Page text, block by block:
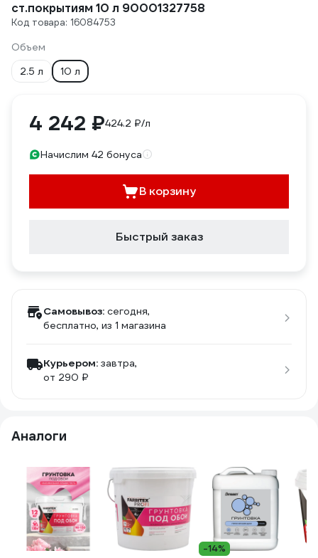
ст.покрытиям 10 л 90001327758
Код товара: 16084753
Объем
2.5 л
10 л
4 242 ₽424.2 ₽/л
Начислим 42 бонуса
В корзину
Быстрый заказ
Самовывоз: сегодня,
бесплатно, из 1 магазина
Курьером: завтра,
от 290 ₽
Аналоги
-14%